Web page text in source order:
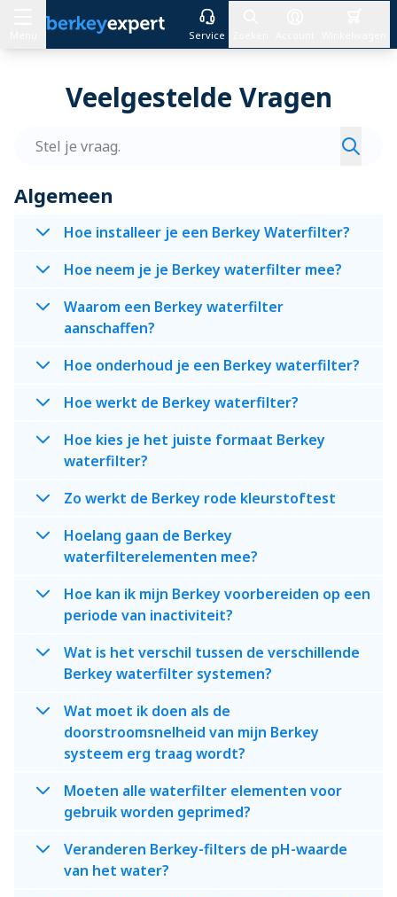
Service
Veelgestelde Vragen
Algemeen
Hoe installeer je een Berkey Waterfilter?
Hoe neem je je Berkey waterfilter mee?
Waarom een Berkey waterfilter
aanschaffen?
Hoe onderhoud je een Berkey waterfilter?
Hoe werkt de Berkey waterfilter?
Hoe kies je het juiste formaat Berkey
waterfilter?
Zo werkt de Berkey rode kleurstoftest
Hoelang gaan de Berkey
waterfilterelementen mee?
Hoe kan ik mijn Berkey voorbereiden op een
periode van inactiviteit?
Wat is het verschil tussen de verschillende
Berkey waterfilter systemen?
Wat moet ik doen als de
doorstroomsnelheid van mijn Berkey
systeem erg traag wordt?
Moeten alle waterfilter elementen voor
gebruik worden geprimed?
Veranderen Berkey-filters de pH-waarde
van het water?